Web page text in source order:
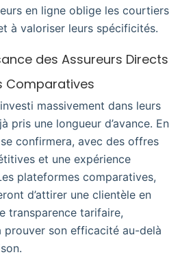
en ligne oblige les courtiers
à valoriser leurs spécificités.
des Assureurs Directs
Comparatives
massivement dans leurs
pris une longueur d’avance. En
confirmera, avec des offres
et une expérience
plateformes comparatives,
d’attirer une clientèle en
transparence tarifaire,
son efficacité au-delà